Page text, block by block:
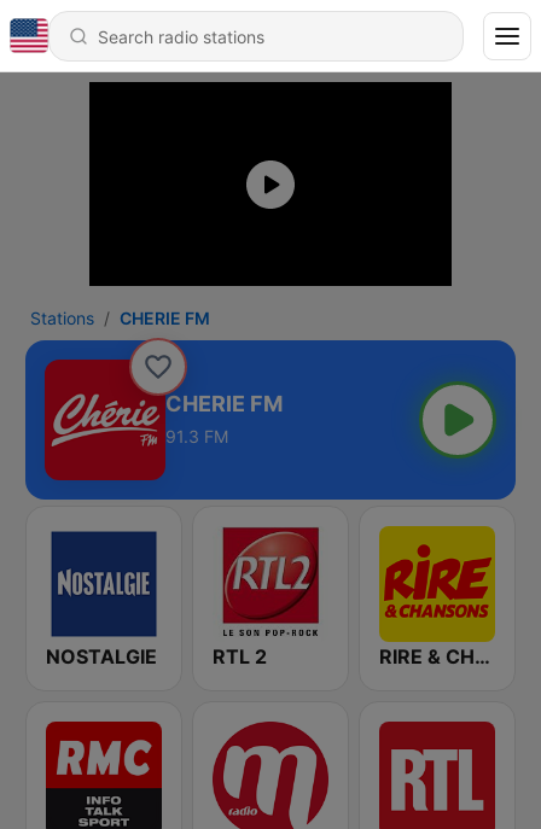
Stations CHERIE FM
CHERIE FM
91.3 FM
NOSTALGIE RTL 2 RIRE & CHANSONS